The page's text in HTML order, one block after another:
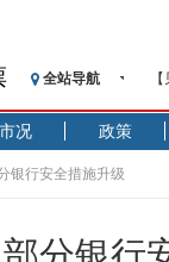
全站导航
记
市况 政策
银行安全措施升级